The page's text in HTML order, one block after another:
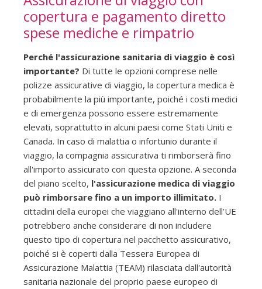
copertura e pagamento diretto
spese mediche e rimpatrio
Perché l'assicurazione sanitaria di viaggio è così
importante? Di tutte le opzioni comprese nelle
polizze assicurative di viaggio, la copertura medica è
probabilmente la più importante, poiché i costi medici
e di emergenza possono essere estremamente
elevati, soprattutto in alcuni paesi come Stati Uniti e
Canada. In caso di malattia o infortunio durante il
viaggio, la compagnia assicurativa ti rimborserà fino
all'importo assicurato con questa opzione. A seconda
del piano scelto, l'assicurazione medica di viaggio
può rimborsare fino a un importo illimitato.I
cittadini della europei che viaggiano all'interno dell’UE
potrebbero anche considerare di non includere
questo tipo di copertura nel pacchetto assicurativo,
poiché si è coperti dalla Tessera Europea di
Assicurazione Malattia (TEAM) rilasciata dall'autorità
sanitaria nazionale del proprio paese europeo di